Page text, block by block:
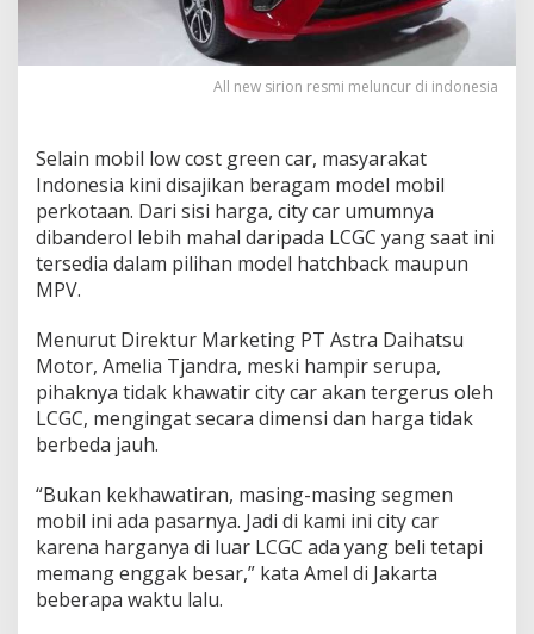
l
a
n
o
n
K
a
l
a
a
u
h
d
a
M
o
b
i
l
L
All new sirion resmi meluncur di indonesia
Selain mobil low cost green car, masyarakat
Indonesia kini disajikan beragam model mobil
perkotaan. Dari sisi harga, city car umumnya
dibanderol lebih mahal daripada LCGC yang saat ini
tersedia dalam pilihan model hatchback maupun
MPV.
Menurut Direktur Marketing PT Astra Daihatsu
Motor, Amelia Tjandra, meski hampir serupa,
pihaknya tidak khawatir city car akan tergerus oleh
LCGC, mengingat secara dimensi dan harga tidak
berbeda jauh.
“Bukan kekhawatiran, masing-masing segmen
mobil ini ada pasarnya. Jadi di kami ini city car
karena harganya di luar LCGC ada yang beli tetapi
memang enggak besar,” kata Amel di Jakarta
beberapa waktu lalu.